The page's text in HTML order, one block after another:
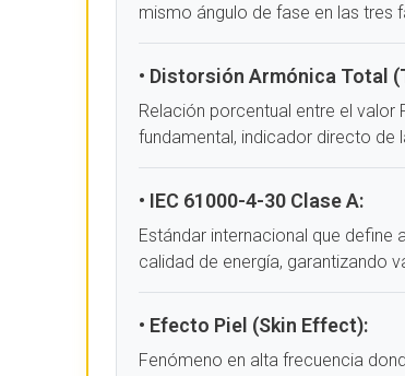
mismo ángulo de fase en las tres
• Distorsión Armónica Total
Relación porcentual entre el
fundamental, indicador directo de
• IEC 61000-4-30 Clase A:
Estándar internacional que
calidad de energía, garantizando
• Efecto Piel (Skin Effect):
Fenómeno en alta frecuencia